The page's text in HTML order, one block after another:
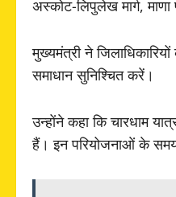
अस्कोट-लिपुलेख मार्ग, माणा
मुख्यमंत्री ने
समाधान सुनिश्चित करें।
उन्होंने कहा कि चारधाम
हैं। इन परियोजनाओं के समय